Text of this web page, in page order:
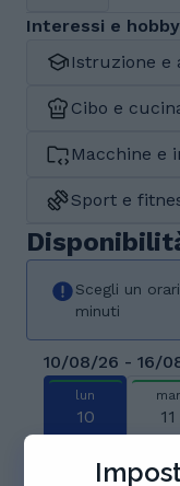
Interessi e hobby
Istruzione e
Cibo e
Macchine e
Sport e
Scegli un
minuti
10/08/26 - 16/
lun
10
ago
mar
11
ago